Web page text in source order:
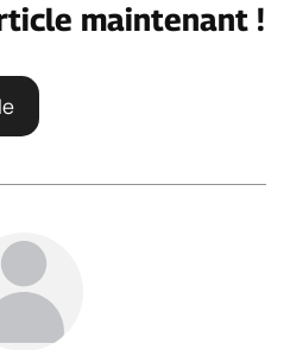
maintenant !